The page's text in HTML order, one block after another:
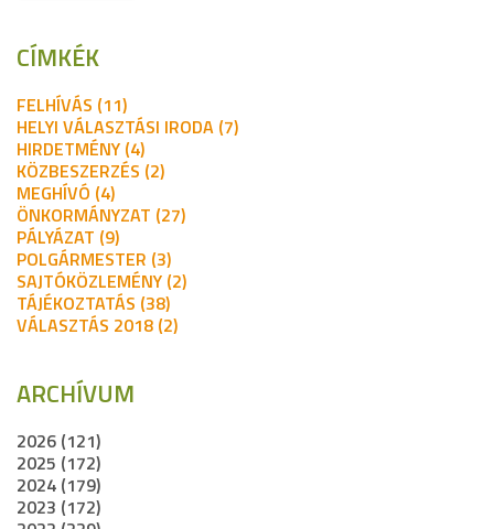
CÍMKÉK
FELHÍVÁS (11)
HELYI VÁLASZTÁSI IRODA (7)
HIRDETMÉNY (4)
KÖZBESZERZÉS (2)
MEGHÍVÓ (4)
ÖNKORMÁNYZAT (27)
PÁLYÁZAT (9)
POLGÁRMESTER (3)
SAJTÓKÖZLEMÉNY (2)
TÁJÉKOZTATÁS (38)
VÁLASZTÁS 2018 (2)
ARCHÍVUM
2026 (121)
2025 (172)
2024 (179)
2023 (172)